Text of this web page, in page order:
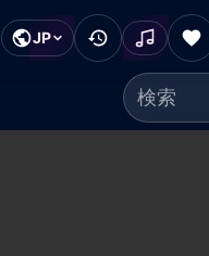
フッターにスキップ
JP
検索ワード